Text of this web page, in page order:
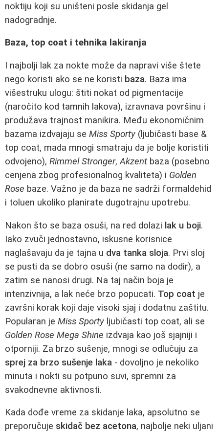
noktiju koji su uništeni posle skidanja gel
nadogradnje.
Baza, top coat i tehnika lakiranja
I najbolji lak za nokte može da napravi više štete
nego koristi ako se ne koristi baza. Baza ima
višestruku ulogu: štiti nokat od pigmentacije
(naročito kod tamnih lakova), izravnava površinu i
produžava trajnost manikira. Među ekonomičnim
bazama izdvajaju se Miss Sporty (ljubičasti base &
top coat, mada mnogi smatraju da je bolje koristiti
odvojeno), Rimmel Stronger,Akzent baza (posebno
cenjena zbog profesionalnog kvaliteta) i Golden
Rose baze. Važno je da baza ne sadrži formaldehid
i toluen ukoliko planirate dugotrajnu upotrebu.
Nakon što se baza osuši, na red dolazi lak u boji.
Iako zvuči jednostavno, iskusne korisnice
naglašavaju da je tajna u dva tanka sloja. Prvi sloj
se pusti da se dobro osuši (ne samo na dodir), a
zatim se nanosi drugi. Na taj način boja je
intenzivnija, a lak neće brzo popucati. Top coat je
završni korak koji daje visoki sjaj i dodatnu zaštitu.
Popularan je Miss Sporty ljubičasti top coat, ali se
Golden Rose Mega Shine izdvaja kao još sjajniji i
otporniji. Za brzo sušenje, mnogi se odlučuju za
sprej za brzo sušenje laka - dovoljno je nekoliko
minuta i nokti su potpuno suvi, spremni za
svakodnevne aktivnosti.
Kada dođe vreme za skidanje laka, apsolutno se
preporučuje skidač bez acetona, najbolje neki uljani